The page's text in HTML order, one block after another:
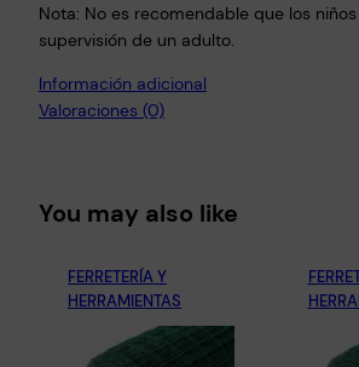
Nota: No es recomendable que los
supervisión de un adulto.
Información adicional
Valoraciones (0)
You may also like
FERRETERÍA Y
HERRAMIENTAS